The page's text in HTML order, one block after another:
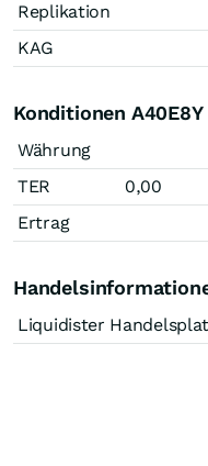
Replikation
KAG
Konditionen A40E8Y
Währung
TER
0,00
Ertrag
Liquidister